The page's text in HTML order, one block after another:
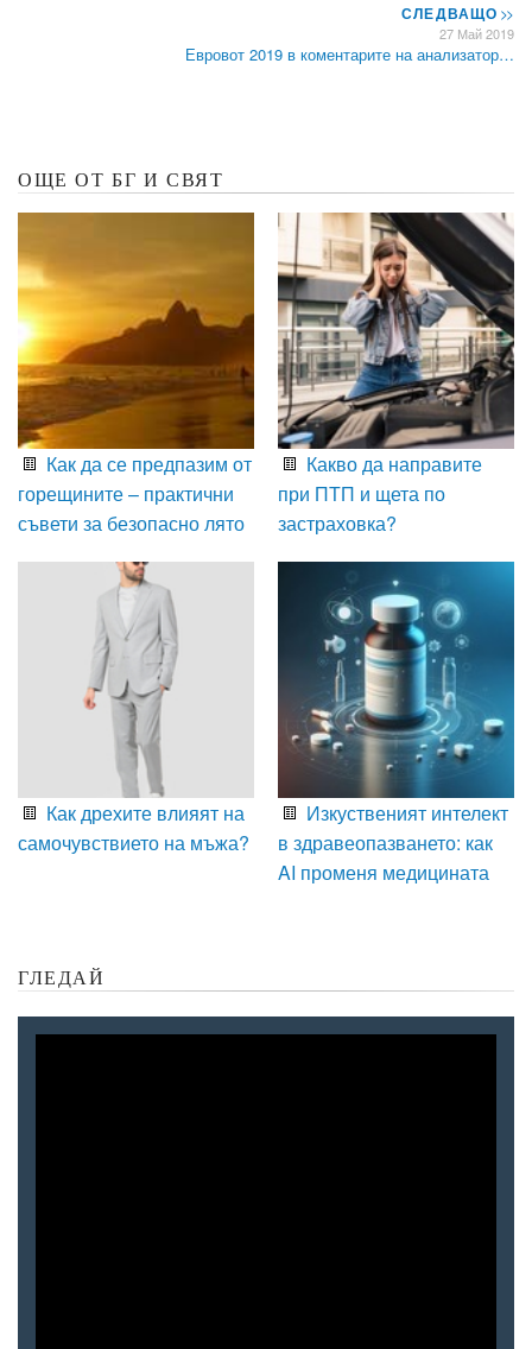
СЛЕДВАЩО>>
27 Май 2019
Евровот 2019 в коментарите на анализатор…
ОЩЕ ОТ БГ И СВЯТ
Как да се предпазим от
горещините – практични
съвети за безопасно лято
Какво да направите
при ПТП и щета по
застраховка?
Как дрехите влияят на
самочувствието на мъжа?
Изкуственият интелект
в здравеопазването: как
AI променя медицината
ГЛЕДАЙ